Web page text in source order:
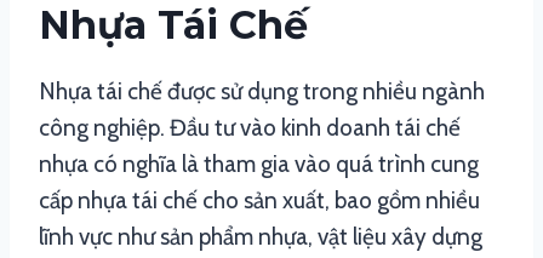
Nhựa Tái Chế
Nhựa tái chế được sử dụng trong nhiều ngành
công nghiệp. Đầu tư vào kinh doanh tái chế
nhựa có nghĩa là tham gia vào quá trình cung
cấp nhựa tái chế cho sản xuất, bao gồm nhiều
lĩnh vực như sản phẩm nhựa, vật liệu xây dựng